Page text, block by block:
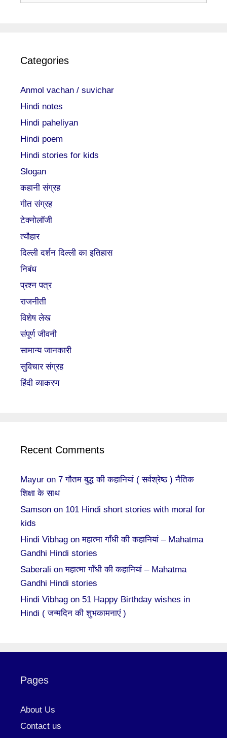
Categories
Anmol vachan / suvichar
Hindi notes
Hindi paheliyan
Hindi poem
Hindi stories for kids
Slogan
कहानी संग्रह
गीत संग्रह
टेक्नोलॉजी
त्यौहार
दिल्ली दर्शन दिल्ली का इतिहास
निबंध
प्रश्न पत्र
राजनीती
विशेष लेख
संपूर्ण जीवनी
सामान्य जानकारी
सुविचार संग्रह
हिंदी व्याकरण
Recent Comments
Mayur on 7 गौतम बुद्ध की कहानियां ( सर्वश्रेष्ठ ) नैतिक
शिक्षा के साथ
Samson on 101 Hindi short stories with moral for
kids
Hindi Vibhag onमहात्मा गाँधी की कहानियां – Mahatma
Gandhi Hindi stories
Saberali onमहात्मा गाँधी की कहानियां – Mahatma
Gandhi Hindi stories
Hindi Vibhag on 51 Happy Birthday wishes in
Hindi ( जन्मदिन की शुभकामनाएं )
Pages
About Us
Contact us